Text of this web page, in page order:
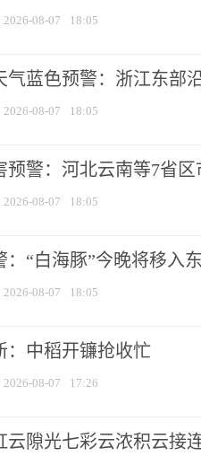
2026-08-07 18:05
气蓝色预警：浙江东部
2026-08-07 18:05
预警：河北云南等7省
2026-08-07 18:05
：“白海豚”今晚将移入
2026-08-07 18:05
：中稻开镰抢收忙
2026-08-07 17:26
云隙光七彩云浓积云接